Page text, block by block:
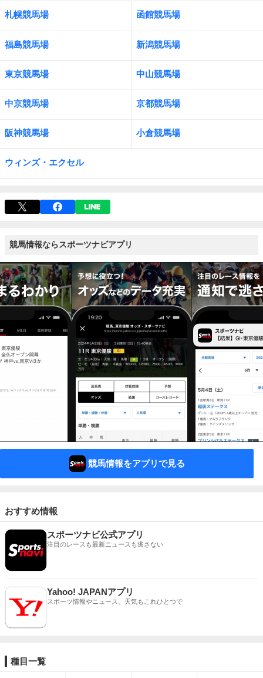
札幌競馬場 函館競馬場
福島競馬場 新潟競馬場
東京競馬場 中山競馬場
中京競馬場 京都競馬場
阪神競馬場 小倉競馬場
ウィンズ・エクセル
競馬情報ならスポーツナビアプリ
競馬情報をアプリで見る
おすすめ情報
スポーツナビ公式アプリ
注目のレースも最新ニュースも逃さない
Yahoo! JAPANアプリ
スポーツ情報やニュース、天気もこれひとつで
種目一覧